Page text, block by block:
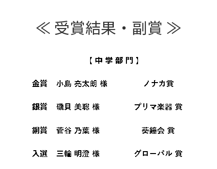
≪ 受賞結果・副賞 ≫